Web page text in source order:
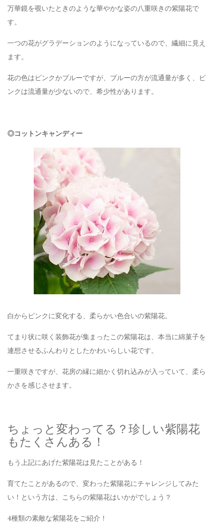
万華鏡を覗いたときのような華やかな姿の八重咲きの紫陽花で
す。
一つの花がグラデーションのようになっているので、繊細に見え
ます。
花の色はピンクかブルーですが、ブルーの方が流通量が多く、ピ
ンクは流通量が少ないので、希少性があります。
◎コットンキャンディー
白からピンクに変化する、柔らかい色合いの紫陽花。
てまり状に咲く装飾花が集まったこの紫陽花は、本当に綿菓子を
連想させるふんわりとしたかわいらしい花です。
一重咲きですが、花房の縁に細かく切れ込みが入っていて、柔ら
かさを感じさせます。
ちょっと変わってる？珍しい紫陽花
もたくさんある！
もう上記にあげた紫陽花は見たことがある！
育てたことがあるので、変わった紫陽花にチャレンジしてみた
い！という方は、こちらの紫陽花はいかがでしょう？
4種類の素敵な紫陽花をご紹介！